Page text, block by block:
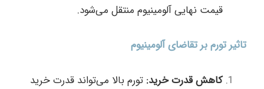
قیمت نهایی آلومینیوم منتقل می‌شود.
تاثیر تورم بر تقاضای آلومینیوم
کاهش قدرت خرید: تورم بالا می‌تواند قدرت خرید